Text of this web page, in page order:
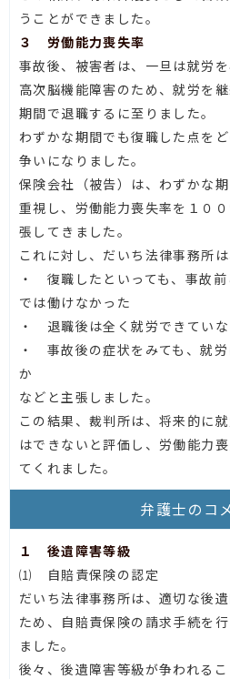
うことができました。
３ 労働能力喪失率
事故後、被害者は、一旦は就労
高次脳機能障害のため、就労を
期間で退職するに至りました。
わずかな期間でも復職した点を
争いになりました。
保険会社（被告）は、わずかな
重視し、労働能力喪失率を１０
張してきました。
これに対し、だいち法律事務所は
・ 復職したといっても、事故
では働けなかった
・ 退職後は全く就労できていな
・ 事故後の症状をみても、就
か
などと主張しました。
この結果、裁判所は、将来的に
はできないと評価し、労働能力
てくれました。
弁護士のコ
１ 後遺障害等級
⑴ 自賠責保険の認定
だいち法律事務所は、適切な後
ため、自賠責保険の請求手続を
ました。
後々、後遺障害等級が争われる